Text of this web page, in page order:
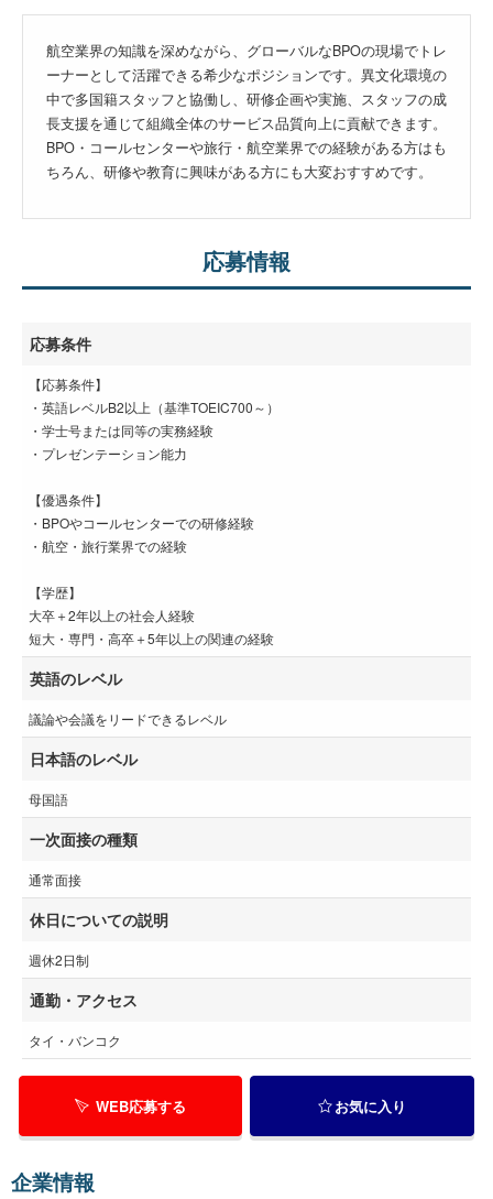
航空業界の知識を深めながら、グローバルなBPOの現場でトレ
ーナーとして活躍できる希少なポジションです。異文化環境の
中で多国籍スタッフと協働し、研修企画や実施、スタッフの成
長支援を通じて組織全体のサービス品質向上に貢献できます。
BPO・コールセンターや旅行・航空業界での経験がある方はも
ちろん、研修や教育に興味がある方にも大変おすすめです。
応募情報
応募条件
【応募条件】
・英語レベルB2以上（基準TOEIC700～）
・学士号または同等の実務経験
・プレゼンテーション能力
【優遇条件】
・BPOやコールセンターでの研修経験
・航空・旅行業界での経験
【学歴】
大卒＋2年以上の社会人経験
短大・専門・高卒＋5年以上の関連の経験
英語のレベル
議論や会議をリードできるレベル
日本語のレベル
母国語
一次面接の種類
通常面接
休日についての説明
週休2日制
通勤・アクセス
タイ・バンコク
WEB応募する お気に入り
企業情報